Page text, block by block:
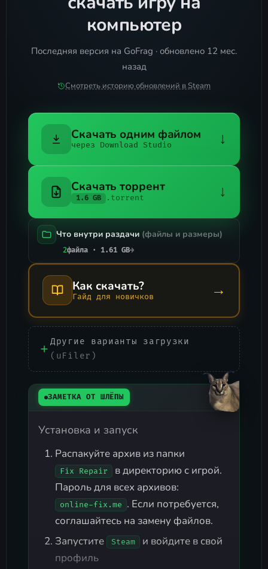
компьютер
Последняя версия на GoFrag · обновлено 12 мес.
назад
Смотреть историю обновлений в Steam
Скачать одним файлом
через Download Studio ↓
Скачать торрент
1.6 GB .torrent ↓
Что внутри раздачи (файлы и размеры)
2файла · 1.61 GB→
Как скачать?
Гайд для новичков →
Другие варианты загрузки
(uFiler)
ЗАМЕТКА ОТ ШЛЁПЫ
Установка и запуск
Распакуйте архив из папки
Fix Repair
в директорию с игрой.
Пароль для всех архивов:
online-fix.me
. Если потребуется,
соглашайтесь на замену файлов.
Запустите
Steam
и войдите в свой
профиль